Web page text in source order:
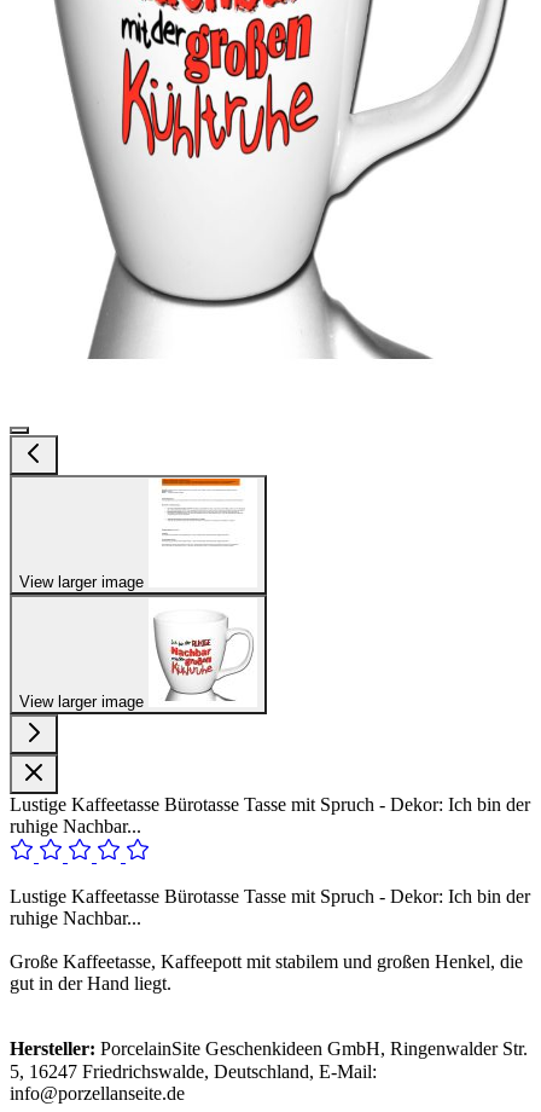
View larger image
View larger image
Lustige Kaffeetasse Bürotasse Tasse mit Spruch - Dekor: Ich bin der
ruhige Nachbar...
Lustige Kaffeetasse Bürotasse Tasse mit Spruch - Dekor: Ich bin der
ruhige Nachbar...
Große Kaffeetasse, Kaffeepott mit stabilem und großen Henkel, die
gut in der Hand liegt.
Hersteller: PorcelainSite Geschenkideen GmbH, Ringenwalder Str.
5, 16247 Friedrichswalde, Deutschland, E-Mail:
info@porzellanseite.de